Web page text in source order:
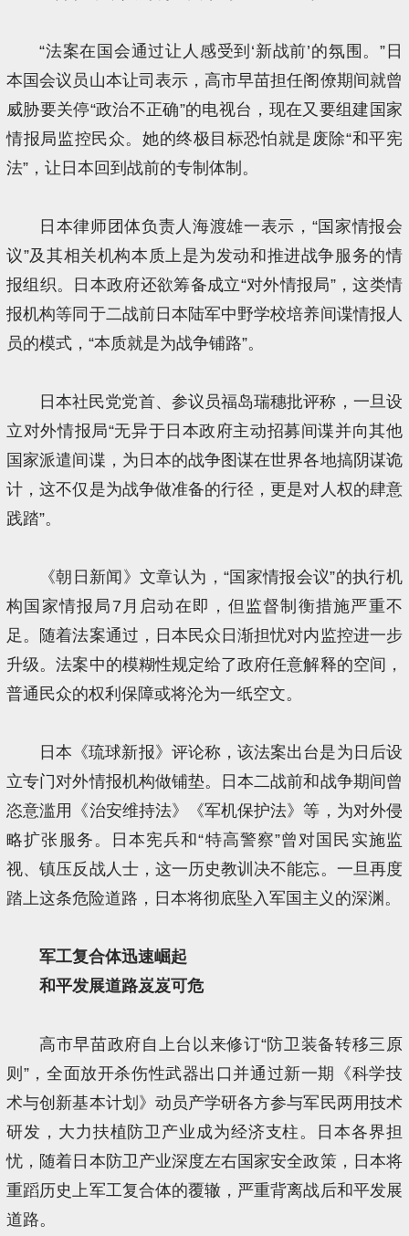
“法案在国会通过让人感受到‘新战前’的氛围。”日
本国会议员山本让司表示，高市早苗担任阁僚期间就曾
威胁要关停“政治不正确”的电视台，现在又要组建国家
情报局监控民众。她的终极目标恐怕就是废除“和平宪
法”，让日本回到战前的专制体制。
日本律师团体负责人海渡雄一表示，“国家情报会
议”及其相关机构本质上是为发动和推进战争服务的情
报组织。日本政府还欲筹备成立“对外情报局”，这类情
报机构等同于二战前日本陆军中野学校培养间谍情报人
员的模式，“本质就是为战争铺路”。
日本社民党党首、参议员福岛瑞穗批评称，一旦设
立对外情报局“无异于日本政府主动招募间谍并向其他
国家派遣间谍，为日本的战争图谋在世界各地搞阴谋诡
计，这不仅是为战争做准备的行径，更是对人权的肆意
践踏”。
《朝日新闻》文章认为，“国家情报会议”的执行机
构国家情报局7月启动在即，但监督制衡措施严重不
足。随着法案通过，日本民众日渐担忧对内监控进一步
升级。法案中的模糊性规定给了政府任意解释的空间，
普通民众的权利保障或将沦为一纸空文。
日本《琉球新报》评论称，该法案出台是为日后设
立专门对外情报机构做铺垫。日本二战前和战争期间曾
恣意滥用《治安维持法》《军机保护法》等，为对外侵
略扩张服务。日本宪兵和“特高警察”曾对国民实施监
视、镇压反战人士，这一历史教训决不能忘。一旦再度
踏上这条危险道路，日本将彻底坠入军国主义的深渊。
军工复合体迅速崛起
和平发展道路岌岌可危
高市早苗政府自上台以来修订“防卫装备转移三原
则”，全面放开杀伤性武器出口并通过新一期《科学技
术与创新基本计划》动员产学研各方参与军民两用技术
研发，大力扶植防卫产业成为经济支柱。日本各界担
忧，随着日本防卫产业深度左右国家安全政策，日本将
重蹈历史上军工复合体的覆辙，严重背离战后和平发展
道路。